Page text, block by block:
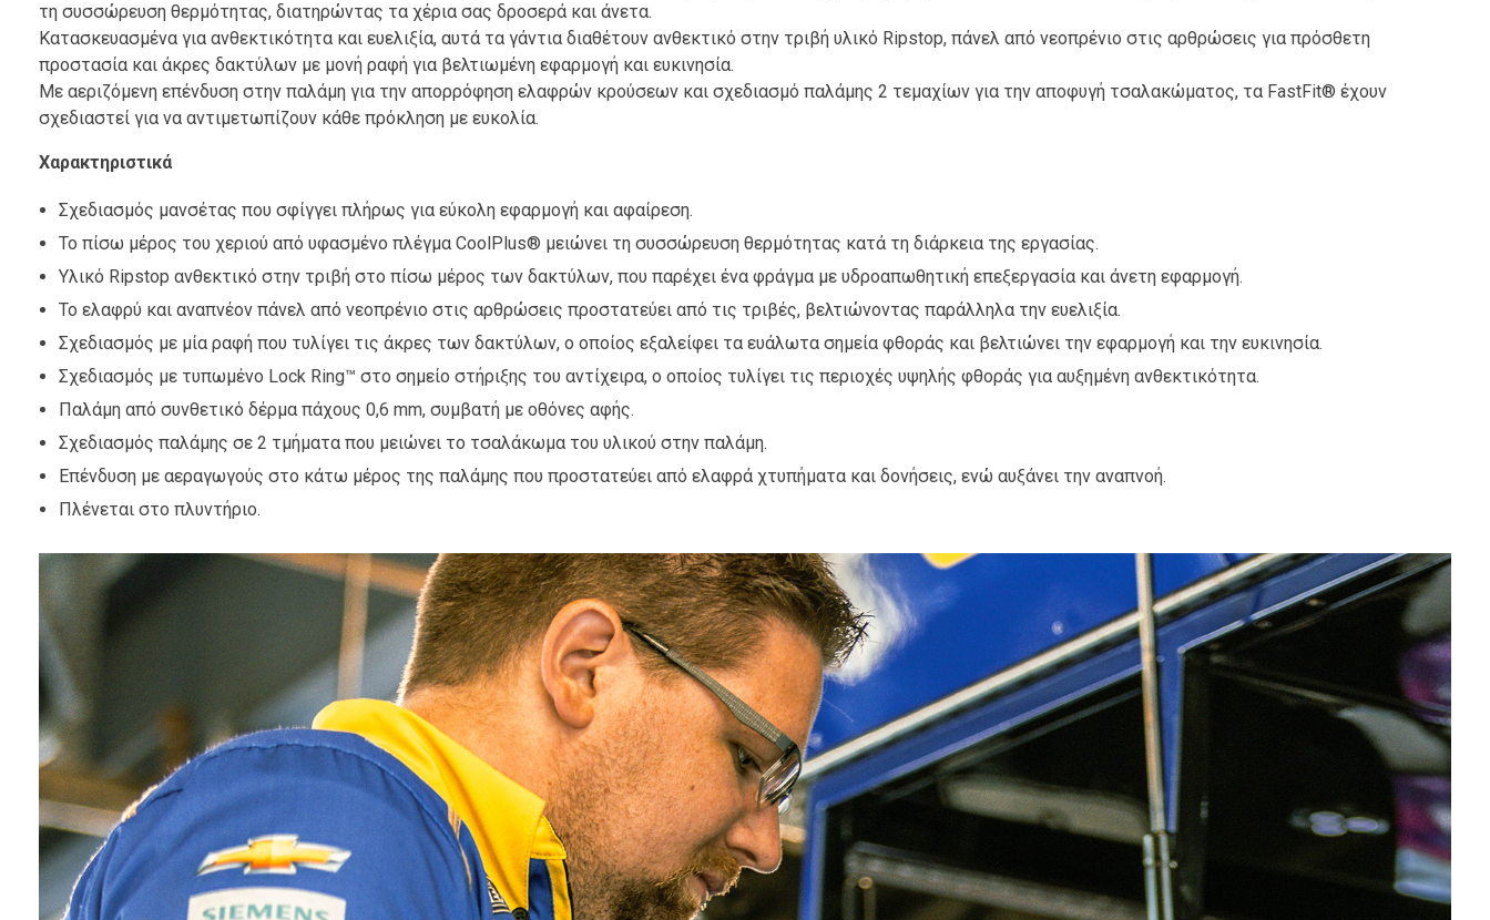
τη συσσώρευση θερμότητας, διατηρώντας τα χέρια σας δροσερά και άνετα.
Κατασκευασμένα για ανθεκτικότητα και ευελιξία, αυτά τα γάντια διαθέτουν ανθεκτικό στην τριβή υλικό Ripstop, πάνελ από νεοπρένιο στις αρθρώσεις για πρόσθετη
προστασία και άκρες δακτύλων με μονή ραφή για βελτιωμένη εφαρμογή και ευκινησία.
Με αεριζόμενη επένδυση στην παλάμη για την απορρόφηση ελαφρών κρούσεων και σχεδιασμό παλάμης 2 τεμαχίων για την αποφυγή τσαλακώματος, τα FastFit® έχουν
σχεδιαστεί για να αντιμετωπίζουν κάθε πρόκληση με ευκολία.
Χαρακτηριστικά
Σχεδιασμός μανσέτας που σφίγγει πλήρως για εύκολη εφαρμογή και αφαίρεση.
Το πίσω μέρος του χεριού από υφασμένο πλέγμα CoolPlus® μειώνει τη συσσώρευση θερμότητας κατά τη διάρκεια της εργασίας.
Υλικό Ripstop ανθεκτικό στην τριβή στο πίσω μέρος των δακτύλων, που παρέχει ένα φράγμα με υδροαπωθητική επεξεργασία και άνετη εφαρμογή.
Το ελαφρύ και αναπνέον πάνελ από νεοπρένιο στις αρθρώσεις προστατεύει από τις τριβές, βελτιώνοντας παράλληλα την ευελιξία.
Σχεδιασμός με μία ραφή που τυλίγει τις άκρες των δακτύλων, ο οποίος εξαλείφει τα ευάλωτα σημεία φθοράς και βελτιώνει την εφαρμογή και την ευκινησία.
Σχεδιασμός με τυπωμένο Lock Ring™ στο σημείο στήριξης του αντίχειρα, ο οποίος τυλίγει τις περιοχές υψηλής φθοράς για αυξημένη ανθεκτικότητα.
Παλάμη από συνθετικό δέρμα πάχους 0,6 mm, συμβατή με οθόνες αφής.
Σχεδιασμός παλάμης σε 2 τμήματα που μειώνει το τσαλάκωμα του υλικού στην παλάμη.
Επένδυση με αεραγωγούς στο κάτω μέρος της παλάμης που προστατεύει από ελαφρά χτυπήματα και δονήσεις, ενώ αυξάνει την αναπνοή.
Πλένεται στο πλυντήριο.